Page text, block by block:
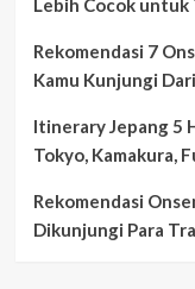
Lebih Cocok untuk
Rekomendasi 7
Kamu Kunjungi
Itinerary Jepang 5
Tokyo, Kamakura,
Rekomendasi
Dikunjungi Para